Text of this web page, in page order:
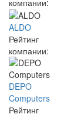
ALDO
Рейтинг
компании:
DEPO
Computers
Рейтинг